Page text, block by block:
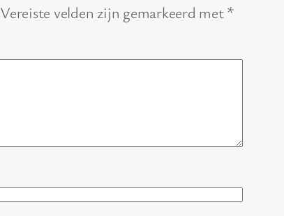
Vereiste velden zijn gemarkeerd met*